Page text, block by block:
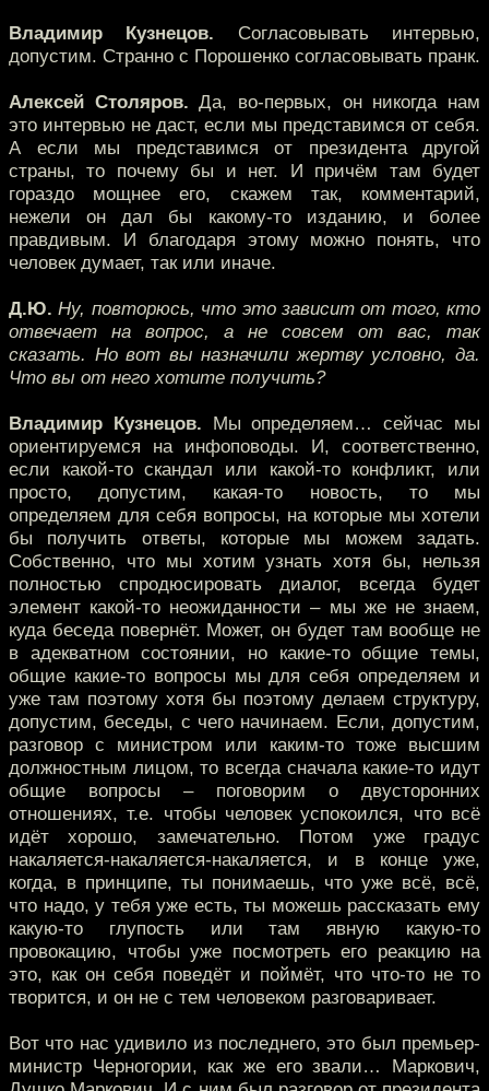
Владимир Кузнецов. Согласовывать интервью,
допустим. Странно с Порошенко согласовывать пранк.
Алексей Столяров. Да, во-первых, он никогда нам
это интервью не даст, если мы представимся от себя.
А если мы представимся от президента другой
страны, то почему бы и нет. И причём там будет
гораздо мощнее его, скажем так, комментарий,
нежели он дал бы какому-то изданию, и более
правдивым. И благодаря этому можно понять, что
человек думает, так или иначе.
Д.Ю. Ну, повторюсь, что это зависит от того, кто
отвечает на вопрос, а не совсем от вас, так
сказать. Но вот вы назначили жертву условно, да.
Что вы от него хотите получить?
Владимир Кузнецов. Мы определяем… сейчас мы
ориентируемся на инфоповоды. И, соответственно,
если какой-то скандал или какой-то конфликт, или
просто, допустим, какая-то новость, то мы
определяем для себя вопросы, на которые мы хотели
бы получить ответы, которые мы можем задать.
Собственно, что мы хотим узнать хотя бы, нельзя
полностью спродюсировать диалог, всегда будет
элемент какой-то неожиданности – мы же не знаем,
куда беседа повернёт. Может, он будет там вообще не
в адекватном состоянии, но какие-то общие темы,
общие какие-то вопросы мы для себя определяем и
уже там поэтому хотя бы поэтому делаем структуру,
допустим, беседы, с чего начинаем. Если, допустим,
разговор с министром или каким-то тоже высшим
должностным лицом, то всегда сначала какие-то идут
общие вопросы – поговорим о двусторонних
отношениях, т.е. чтобы человек успокоился, что всё
идёт хорошо, замечательно. Потом уже градус
накаляется-накаляется-накаляется, и в конце уже,
когда, в принципе, ты понимаешь, что уже всё, всё,
что надо, у тебя уже есть, ты можешь рассказать ему
какую-то глупость или там явную какую-то
провокацию, чтобы уже посмотреть его реакцию на
это, как он себя поведёт и поймёт, что что-то не то
творится, и он не с тем человеком разговаривает.
Вот что нас удивило из последнего, это был премьер-
министр Черногории, как же его звали… Маркович,